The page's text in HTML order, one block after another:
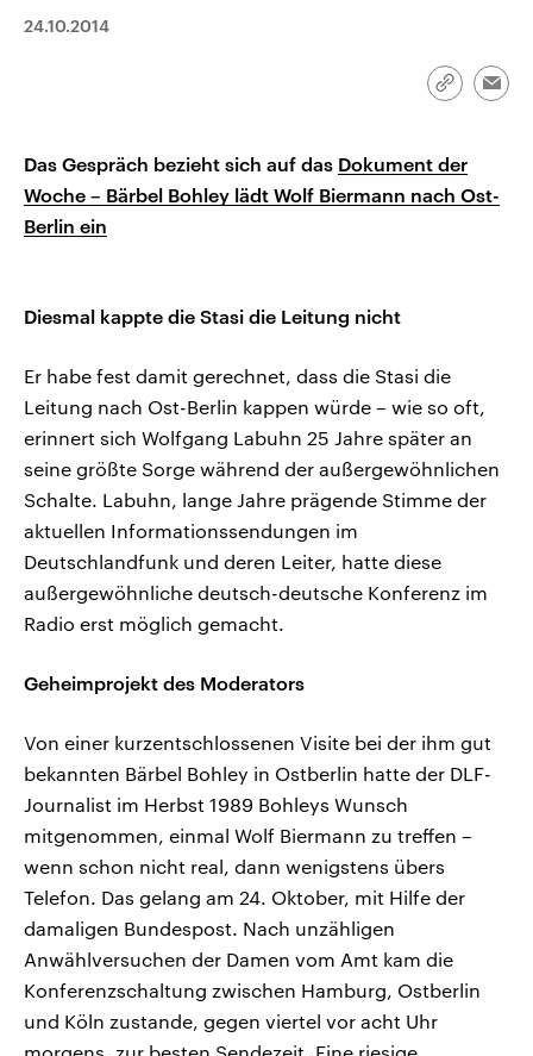
24.10.2014
Link
Das Gespräch bezieht sich auf das Dokument der
Woche – Bärbel Bohley lädt Wolf Biermann nach Ost-
Berlin ein
Diesmal kappte die Stasi die Leitung nicht
Er habe fest damit gerechnet, dass die Stasi die
Leitung nach Ost-Berlin kappen würde – wie so oft,
erinnert sich Wolfgang Labuhn 25 Jahre später an
seine größte Sorge während der außergewöhnlichen
Schalte. Labuhn, lange Jahre prägende Stimme der
aktuellen Informationssendungen im
Deutschlandfunk und deren Leiter, hatte diese
außergewöhnliche deutsch-deutsche Konferenz im
Radio erst möglich gemacht.
Geheimprojekt des Moderators
Von einer kurzentschlossenen Visite bei der ihm gut
bekannten Bärbel Bohley in Ostberlin hatte der DLF-
Journalist im Herbst 1989 Bohleys Wunsch
mitgenommen, einmal Wolf Biermann zu treffen –
wenn schon nicht real, dann wenigstens übers
Telefon. Das gelang am 24. Oktober, mit Hilfe der
damaligen Bundespost. Nach unzähligen
Anwählversuchen der Damen vom Amt kam die
Konferenzschaltung zwischen Hamburg, Ostberlin
und Köln zustande, gegen viertel vor acht Uhr